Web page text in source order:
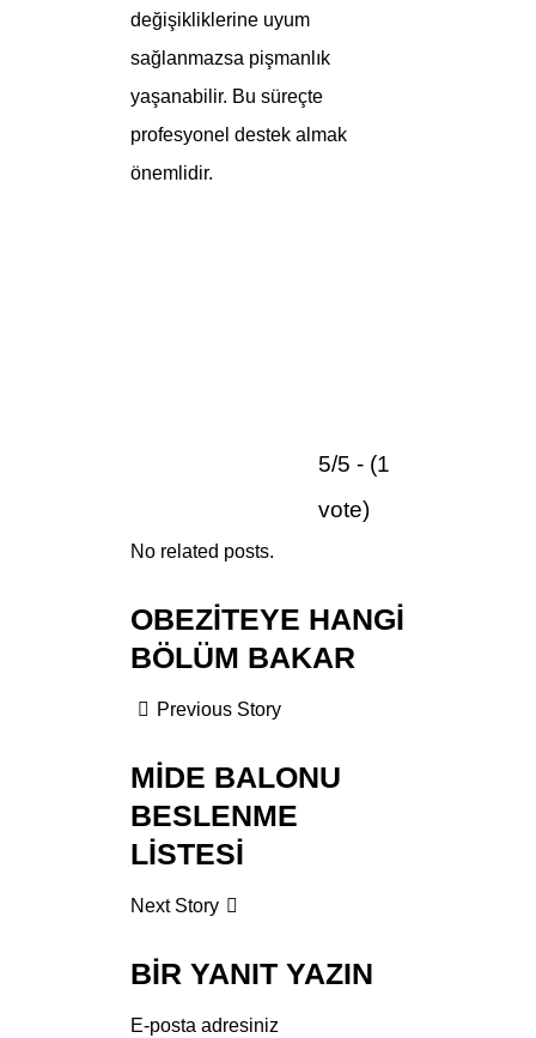
değişikliklerine uyum
sağlanmazsa pişmanlık
yaşanabilir. Bu süreçte
profesyonel destek almak
önemlidir.
5/5 - (1
vote)
No related posts.
OBEZITEYE HANGI
BÖLÜM BAKAR
Previous Story
MIDE BALONU
BESLENME
LISTESI
Next Story
BIR YANIT YAZIN
E-posta adresiniz